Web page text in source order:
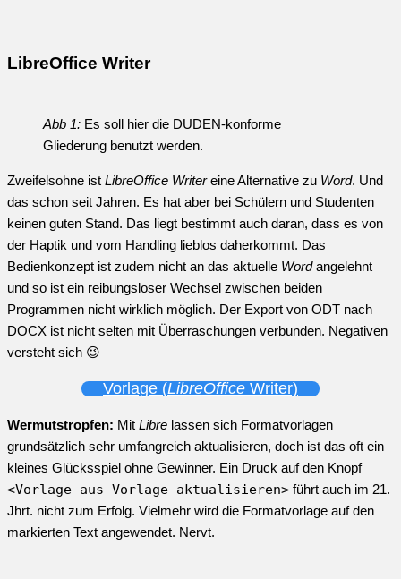
LibreOffice Writer
Abb 1: Es soll hier die DUDEN-konforme
Gliederung benutzt werden.
Zweifelsohne ist LibreOffice Writereine Alternative zu Word. Und
das schon seit Jahren. Es hat aber bei Schülern und Studenten
keinen guten Stand. Das liegt bestimmt auch daran, dass es von
der Haptik und vom Handling lieblos daherkommt. Das
Bedienkonzept ist zudem nicht an das aktuelle Wordangelehnt
und so ist ein reibungsloser Wechsel zwischen beiden
Programmen nicht wirklich möglich. Der Export von ODT nach
DOCX ist nicht selten mit Überraschungen verbunden. Negativen
versteht sich 😉
Vorlage (LibreOffice Writer)
Wermutstropfen: Mit Libre lassen sich Formatvorlagen
grundsätzlich sehr umfangreich aktualisieren, doch ist das oft ein
kleines Glücksspiel ohne Gewinner. Ein Druck auf den Knopf
<Vorlage aus Vorlage aktualisieren> führt auch im 21.
Jhrt. nicht zum Erfolg. Vielmehr wird die Formatvorlage auf den
markierten Text angewendet. Nervt.